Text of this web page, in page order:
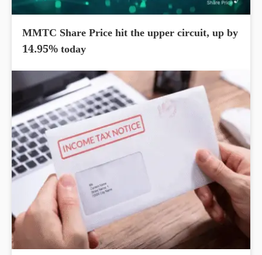
MMTC Share Price hit the upper circuit, up by
14.95% today